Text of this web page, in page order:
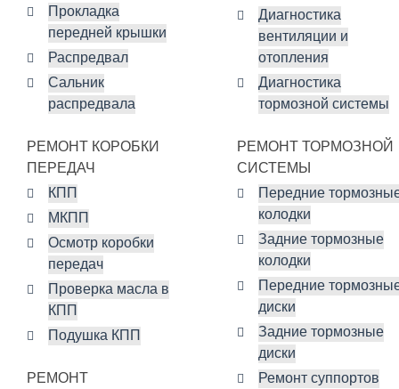
Прокладка
передней крышки
Распредвал
Сальник
распредвала
РЕМОНТ КОРОБКИ
ПЕРЕДАЧ
КПП
МКПП
Осмотр коробки
передач
Проверка масла в
КПП
Подушка КПП
РЕМОНТ
Диагностика
вентиляции и
отопления
Диагностика
тормозной системы
РЕМОНТ ТОРМОЗНОЙ
СИСТЕМЫ
Передние
колодки
Задние тормозные
колодки
Передние
диски
Задние тормозные
диски
Ремонт суппортов